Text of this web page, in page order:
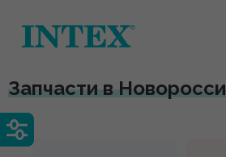
Запчасти в